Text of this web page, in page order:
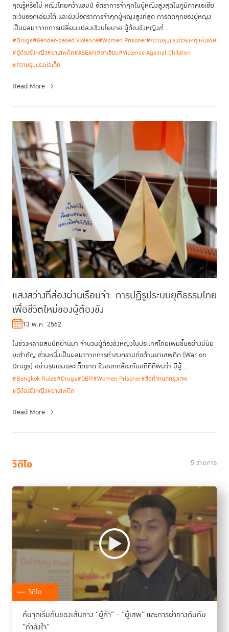
คุณรู้หรือไม่ หญิงไทยคว้าแชมป์ อัตราการจำคุกในผู้หญิงสูงสุดในภูมิภาคเอเชีย
ตะวันออกเฉียงใต้ และยังมีอัตราการจำคุกผู้หญิงสูงที่สุด การติดคุกของผู้หญิง
เป็นผลมาจากการเปลี่ยนแปลงเชิงนโยบาย ผู้ต้องขังหญิงส่...
#Drugs#Gender-based VIolence#Women Prisoner#ความรุนแรงด้วยเหตุแห่งเพศ
#ผู้ต้องขังหญิง#ยาเสพติด#ASEAN#อาเซียน#Violence Against Children
#ความรุนแรงต่อเด็ก
Read More
แสงสว่างที่ส่องผ่านเรือนจำ: การปฏิรูประบบยุติธรรมไทย
เพื่อชีวิตใหม่ของผู้ต้องขัง
13 พ.ค. 2562
ในช่วงหลายสิบปีที่ผ่านมา จำนวนผู้ต้องขังหญิงในประเทศไทยเพิ่มขึ้นอย่างมีนัย
ยะสำคัญ ส่วนหนึ่งเป็นผลมาจากการทำสงครามต่อต้านยาเสพติด (War on
Drugs) อย่างรุนแรงและเด็ดขาด ซึ่งสอดคล้องกับสถิติที่พบว่า มีผู้...
#Bangkok Rules#Drugs#OBR#Women Prisoner#ข้อกำหนดกรุงเทพ
#ผู้ต้องขังหญิง#ยาเสพติด
Read More
วิดีโอ 5 รายการ
วิดีโอ
ค้นจุดเริ่มต้นของเส้นทาง "ผู้ค้า" - "ผู้เสพ" และการผ่าทางตันกับ
"กำลังใจ"